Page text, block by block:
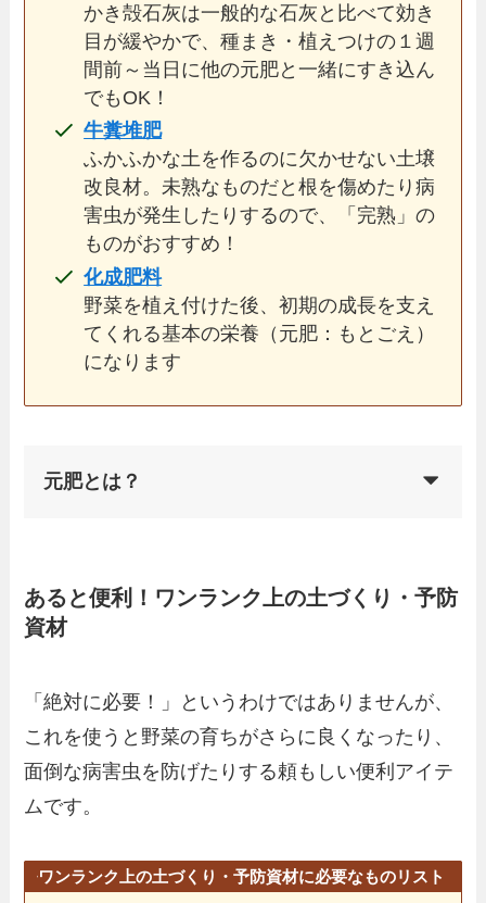
かき殻石灰は一般的な石灰と比べて効き
目が緩やかで、種まき・植えつけの１週
間前～当日に他の元肥と一緒にすき込ん
でもOK！
牛糞堆肥
ふかふかな土を作るのに欠かせない土壌
改良材。未熟なものだと根を傷めたり病
害虫が発生したりするので、「完熟」の
ものがおすすめ！
化成肥料
野菜を植え付けた後、初期の成長を支え
てくれる基本の栄養（元肥：もとごえ）
になります
元肥とは？
あると便利！ワンランク上の土づくり・予防
資材
「絶対に必要！」というわけではありませんが、
これを使うと野菜の育ちがさらに良くなったり、
面倒な病害虫を防げたりする頼もしい便利アイテ
ムです。
ワンランク上の土づくり・予防資材に必要なものリスト